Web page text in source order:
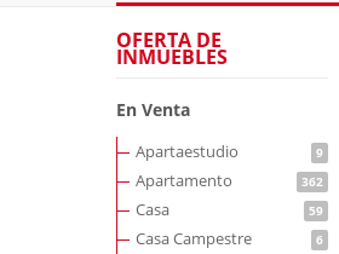
OFERTA DE
INMUEBLES
En Venta
Apartaestudio 9
Apartamento 362
Casa 59
Casa Campestre 6